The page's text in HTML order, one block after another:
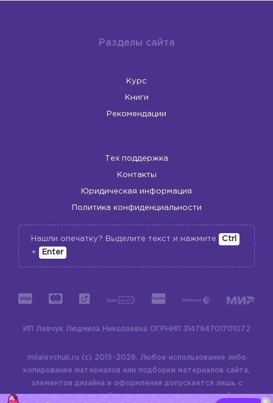
Разделы сайта
Курс
Книги
Рекомендации
Тех поддержка
Контакты
Юридическая информация
Политика конфиденциальности
Нашли опечатку? Выделите текст и нажмите
Ctrl
+
Enter
ИП Левчук Людмила Николаевна ОГРНИП 314784701701072
milalevchuk.ru (c) 2015-2026. Любое использование либо
копирование материалов или подборки материалов сайта,
элементов дизайна и оформления допускается лишь с